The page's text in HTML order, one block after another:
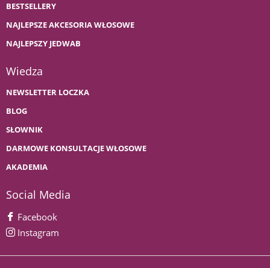
BESTSELLERY
NAJLEPSZE AKCESORIA WŁOSOWE
NAJLEPSZY JEDWAB
Wiedza
NEWSLETTER LOCZKA
BLOG
SŁOWNIK
DARMOWE KONSULTACJE WŁOSOWE
AKADEMIA
Social Media
Facebook
Instagram